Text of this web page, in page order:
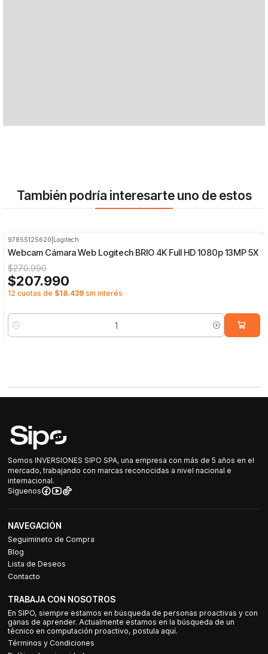
También podría interesarte uno de estos
97855125620 Logitech
Webcam Cámara Web Logitech BRIO 4K Full HD 1080p 13MP 5X
$270.990
$207.990
12 cuotas de $18.439 sin interés
Cantidad
Somos INVERSIONES SIPO SPA, una empresa con más de 5 años en el
mercado, trabajando con marcas reconocidas a nivel nacional e
internacional.
Síguenos
NAVEGACIÓN
Seguimineto de Compra
Blog
Lista de Deseos
Contacto
TRABAJA CON NOSOTROS
En SIPO, siempre estamos en búsqueda de personas proactivas y con
ganas de aprender. Actualmente estamos en la búsqueda de un
técnico en computación proactivo, postula aquí.
Términos y Condiciones